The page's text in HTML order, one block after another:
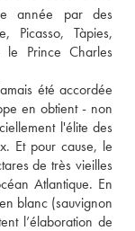
année par des
Picasso, Tàpies,
le Prince Charles
été accordée
en obtient - non
l'élite des
Et pour cause, le
de très vieilles
Atlantique. En
blanc (sauvignon
l’élaboration de